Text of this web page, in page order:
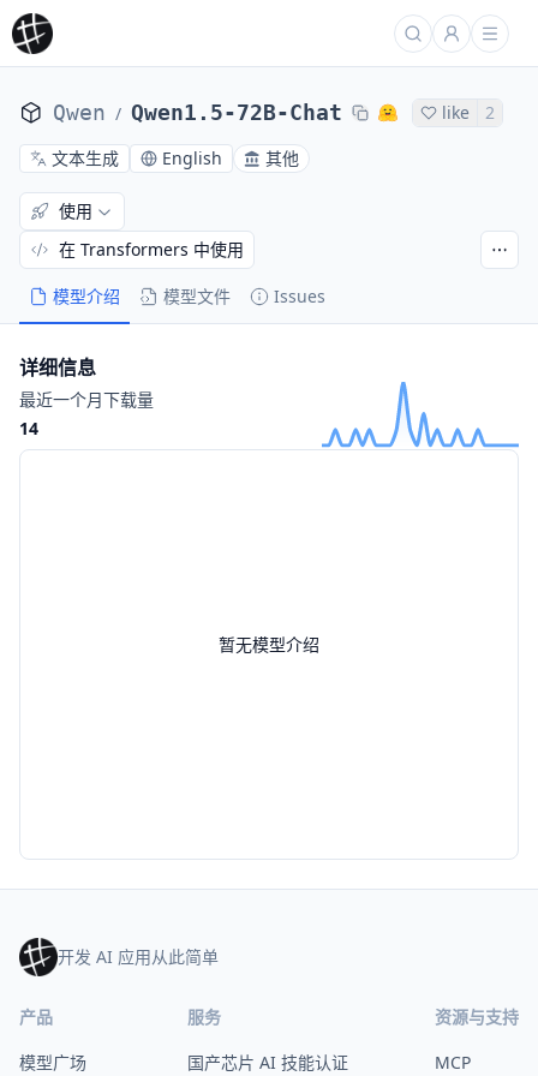
Qwen / Qwen1.5-72B-Chat like
2
文本生成
English 其他
模型介绍 模型文件 Issues
使用
在 Transformers 中使用
暂无模型介绍
详细信息
最近一个月下载量
14
开发 AI 应用从此简单
产品
模型广场
服务
国产芯片 AI 技能认证
资源与支持
MCP